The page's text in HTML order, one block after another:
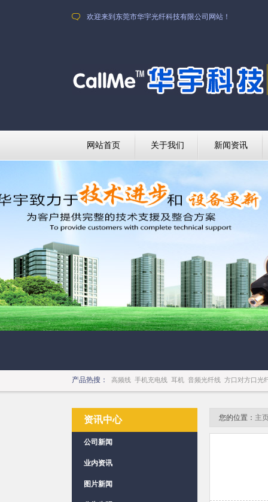
网站首页 关于我们 新闻资讯
产品热搜： 高频线 手机充电线 耳机 音频光纤线 方口对方口光
资讯中心
公司新闻
业内资讯
图片新闻
您的位置： 主